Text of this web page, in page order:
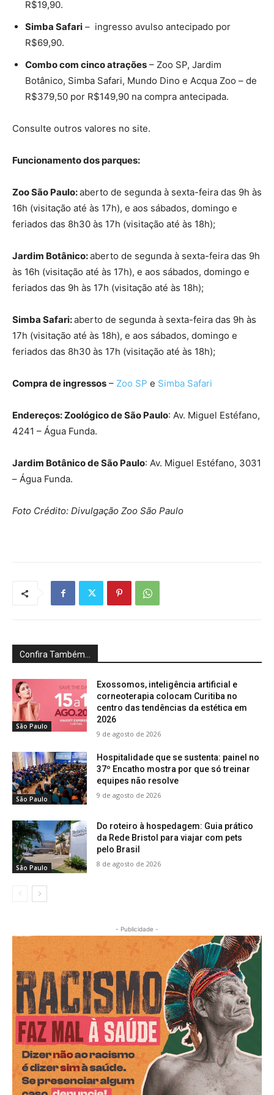
R$19,90.
Simba Safari – ingresso avulso antecipado por
R$69,90.
Combo com cinco atrações – Zoo SP, Jardim
Botânico, Simba Safari, Mundo Dino e Acqua Zoo – de
R$379,50 por R$149,90 na compra antecipada.
Consulte outros valores no site.
Funcionamento dos parques:
Zoo São Paulo:aberto de segunda à sexta-feira das 9h às
16h (visitação até às 17h), e aos sábados, domingo e
feriados das 8h30 às 17h (visitação até às 18h);
Jardim Botânico:aberto de segunda à sexta-feira das 9h
às 16h (visitação até às 17h), e aos sábados, domingo e
feriados das 9h às 17h (visitação até às 18h);
Simba Safari:aberto de segunda à sexta-feira das 9h às
17h (visitação até às 18h), e aos sábados, domingo e
feriados das 8h30 às 17h (visitação até às 18h);
Compra de ingressos – Zoo SP e Simba Safari
Endereços: Zoológico de São Paulo: Av. Miguel Estéfano,
4241 – Água Funda.
Jardim Botânico de São Paulo: Av. Miguel Estéfano, 3031
– Água Funda.
Foto Crédito: Divulgação Zoo São Paulo
Confira Também...
São Paulo
Exossomos, inteligência artificial e
corneoterapia colocam Curitiba no
centro das tendências da estética em
2026
9 de agosto de 2026
São Paulo
Hospitalidade que se sustenta: painel no
37º Encatho mostra por que só treinar
equipes não resolve
9 de agosto de 2026
São Paulo
Do roteiro à hospedagem: Guia prático
da Rede Bristol para viajar com pets
pelo Brasil
8 de agosto de 2026
- Publicidade -